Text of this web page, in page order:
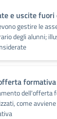
e uscite
gestire le
degli alunni;
formativa
dell'offerta
come